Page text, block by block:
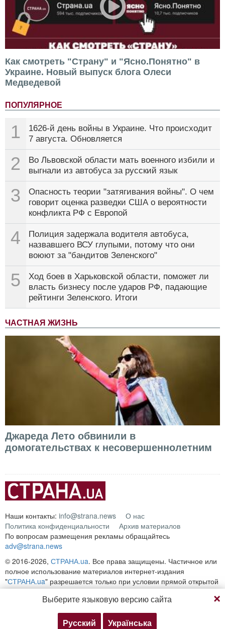
Как смотреть "Страну" и "Ясно.Понятно" в
Украине. Новый выпуск блога Олеси
Медведевой
ПОПУЛЯРНОЕ
1
1626-й день войны в Украине. Что происходит
7 августа. Обновляется
2
Во Львовской области мать военного избили и
выгнали из автобуса за русский язык
3
Опасность теории "затягивания войны". О чем
говорит оценка разведки США о вероятности
конфликта РФ с Европой
4
Полиция задержала водителя автобуса,
назвавшего ВСУ глупыми, потому что они
воюют за "бандитов Зеленского"
5
Ход боев в Харьковской области, поможет ли
власть бизнесу после ударов РФ, падающие
рейтинги Зеленского. Итоги
ЧАСТНАЯ ЖИЗНЬ
Джареда Лето обвинили в
домогательствах к несовершеннолетним
Наши контакты: info@strana.news
О нас
Политика конфиденциальности
Архив материалов
По вопросам размещения рекламы обращайтесь
adv@strana.news
© 2016-2026, СТРАНА.ua. Все права защищены. Частичное или
полное использование материалов интернет-издания
"СТРАНА.ua" разрешается только при условии прямой открытой
для поисковых систем гиперссылки на непосредственный адрес
материала на сайтеstrana.ua
Любое копирование, публикация, перепечатка или
воспроизведение информации, содержащей ссылку на
Выберите языковую версию сайта
Русский Українська